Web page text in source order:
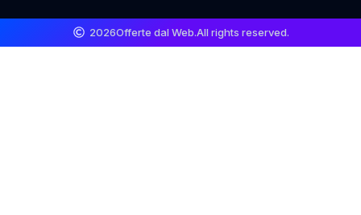
2026Offerte dal Web.All rights reserved.